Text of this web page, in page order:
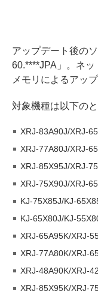
アップデート後の
60.****JPA」。ネ
メモリによるアッ
対象機種は以下のと
XRJ-83A90J/XRJ-
XRJ-77A80J/XRJ-
XRJ-85X95J/XRJ-
XRJ-75X90J/XRJ-
KJ-75X85J/KJ-
KJ-65X80J/KJ-
XRJ-65A95K/XRJ-
XRJ-77A80K/XRJ-
XRJ-48A90K/XRJ-
XRJ-85X95K/XRJ-